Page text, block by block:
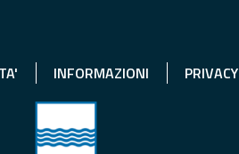
INFORMAZIONI PRIVACY